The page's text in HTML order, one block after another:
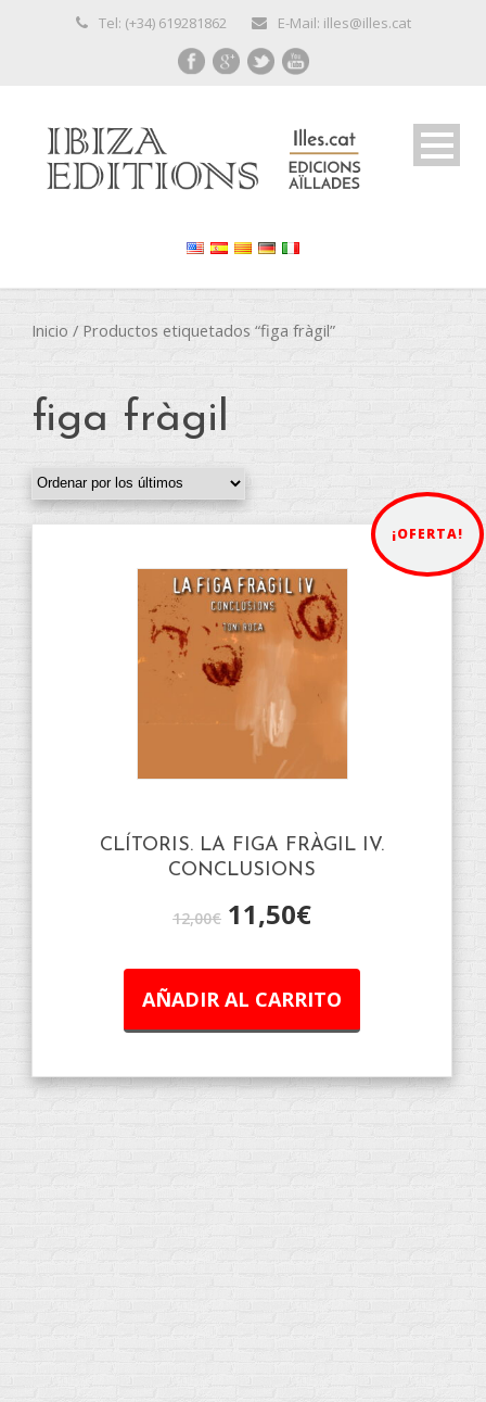
Tel: (+34) 619281862 E-Mail: illes@illes.cat
Inicio / Productos etiquetados “figa fràgil”
figa fràgil
¡OFERTA!
CLÍTORIS. LA FIGA FRÀGIL IV.
CONCLUSIONS
12,00€ 11,50€
AÑADIR AL CARRITO